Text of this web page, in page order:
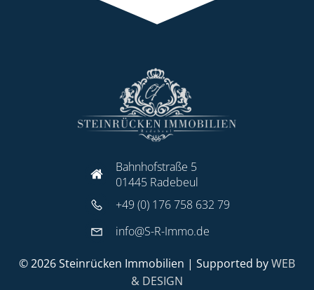
Bahnhofstraße 5
01445 Radebeul
+49 (0) 176 758 632 79
info@S-R-Immo.de
© 2026 Steinrücken Immobilien | Supported byWEB
& DESIGN